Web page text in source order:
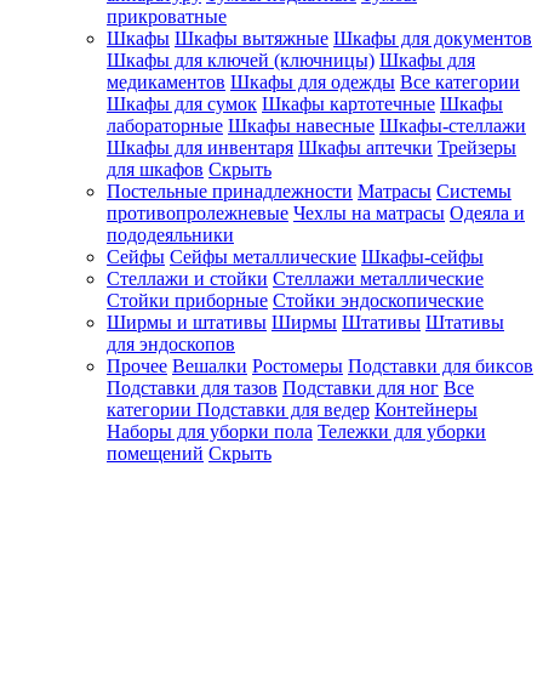
прикроватные
Шкафы Шкафы вытяжные Шкафы для документов
Шкафы для ключей (ключницы) Шкафы для
медикаментов Шкафы для одежды Все категории
Шкафы для сумок Шкафы картотечные Шкафы
лабораторные Шкафы навесные Шкафы-стеллажи
Шкафы для инвентаря Шкафы аптечки Трейзеры
для шкафов Скрыть
Постельные принадлежности Матрасы Системы
противопролежневые Чехлы на матрасы Одеяла и
пододеяльники
Сейфы Сейфы металлические Шкафы-сейфы
Стеллажи и стойки Стеллажи металлические
Стойки приборные Стойки эндоскопические
Ширмы и штативы Ширмы Штативы Штативы
для эндоскопов
Прочее Вешалки Ростомеры Подставки для биксов
Подставки для тазов Подставки для ног Все
категории Подставки для ведер Контейнеры
Наборы для уборки пола Тележки для уборки
помещений Скрыть